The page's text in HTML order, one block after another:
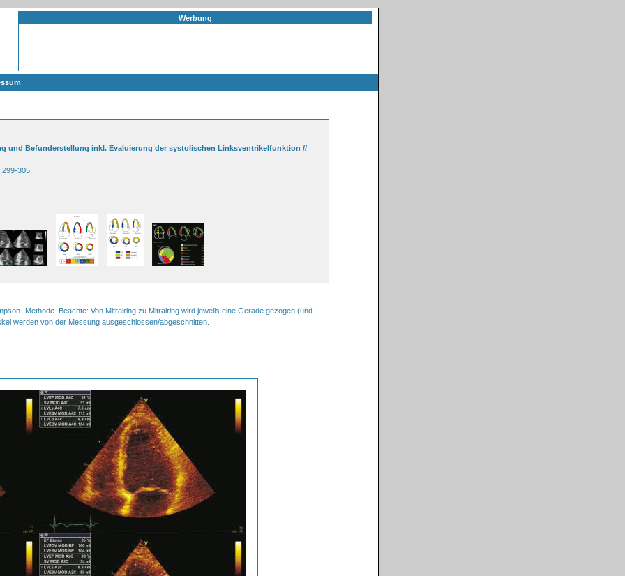
Werbung
und Befunderstellung inkl. Evaluierung der systolischen Linksventrikelfunktion //
299-305
Methode. Beachte: Von Mitralring zu Mitralring wird jeweils eine Gerade gezogen (und
werden von der Messung ausgeschlossen/abgeschnitten.